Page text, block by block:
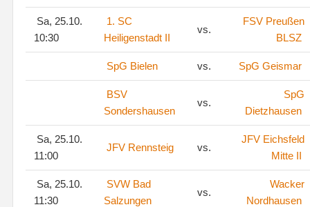
Sa, 25.10.
10:30
1. SC
Heiligenstadt II
vs.
FSV Preußen
BLSZ
SpG Bielen vs. SpG Geismar
BSV
Sondershausen
vs.
SpG
Dietzhausen
Sa, 25.10.
11:00
JFV Rennsteig vs.
JFV Eichsfeld
Mitte II
Sa, 25.10.
11:30
SVW Bad
Salzungen
vs.
Wacker
Nordhausen